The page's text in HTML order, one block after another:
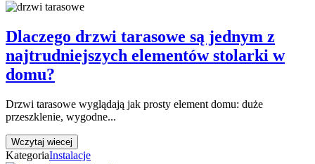
Dlaczego drzwi tarasowe są jednym z
najtrudniejszych elementów stolarki w
domu?
Drzwi tarasowe wyglądają jak prosty element domu: duże
przeszklenie, wygodne...
Wczytaj wiecej
KategoriaInstalacje